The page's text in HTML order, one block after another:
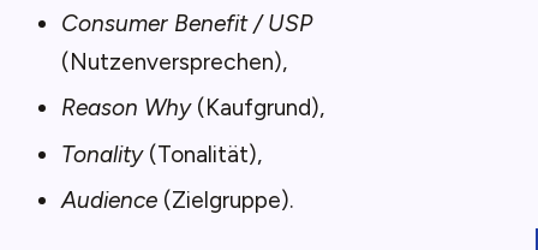
Consumer Benefit / USP
(Nutzenversprechen),
Reason Why(Kaufgrund),
Tonality(Tonalität),
Audience (Zielgruppe).